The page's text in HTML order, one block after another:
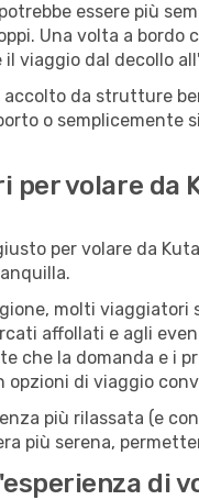
essere più
Una volta a
il viaggio dal decollo
accolto da strutture
o semplicemente
per volare da
per volare da
molti viaggiatori
affollati e agli
che la domanda e i
opzioni di viaggio
più rilassata (e
più serena,
di